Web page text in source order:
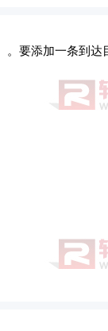
。要添加一条到